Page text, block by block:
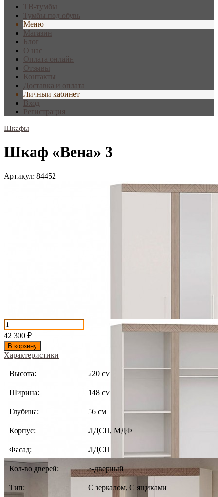
ТВ-тумбы
Тумбы под обувь
Меню
Магазин
Блог
О нас
Оплата онлайн
Отзывы
Контакты
Доставка и оплата
Личный кабинет
Вход
Регистрация
Шкафы
Шкаф «Вена» 3
Артикул: 84452
42 300 ₽
В корзину
Характеристики
Высота: 220 см
Ширина: 148 см
Глубина: 56 см
Корпус: ЛДСП, МДФ
Фасад: ЛДСП
Кол-во дверей: 3-дверный
Тип:
С зеркалом, С ящиками